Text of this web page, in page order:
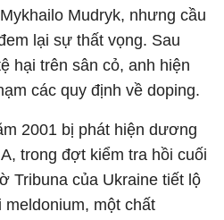
Mudryk, nhưng cầu
lại sự thất vọng. Sau
hại trên sân cỏ, anh hiện
các quy định về doping.
2001 bị phát hiện dương
trong đợt kiểm tra hồi cuối
Tribuna của Ukraine tiết lộ
một chất